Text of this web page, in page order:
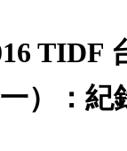
TIDF
）：紀